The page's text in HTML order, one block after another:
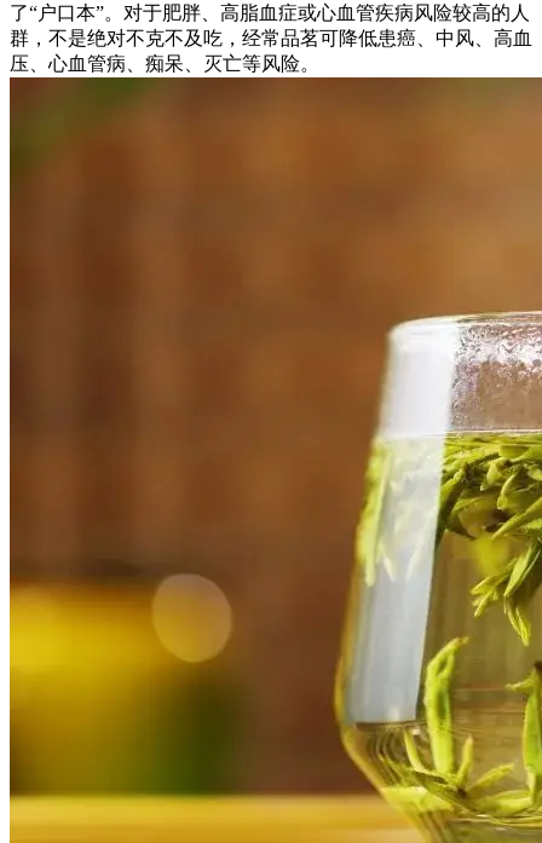
了“户口本”。对于肥胖、高脂血症或心血管疾病风险较高的人
群，不是绝对不克不及吃，经常品茗可降低患癌、中风、高血
压、心血管病、痴呆、灭亡等风险。